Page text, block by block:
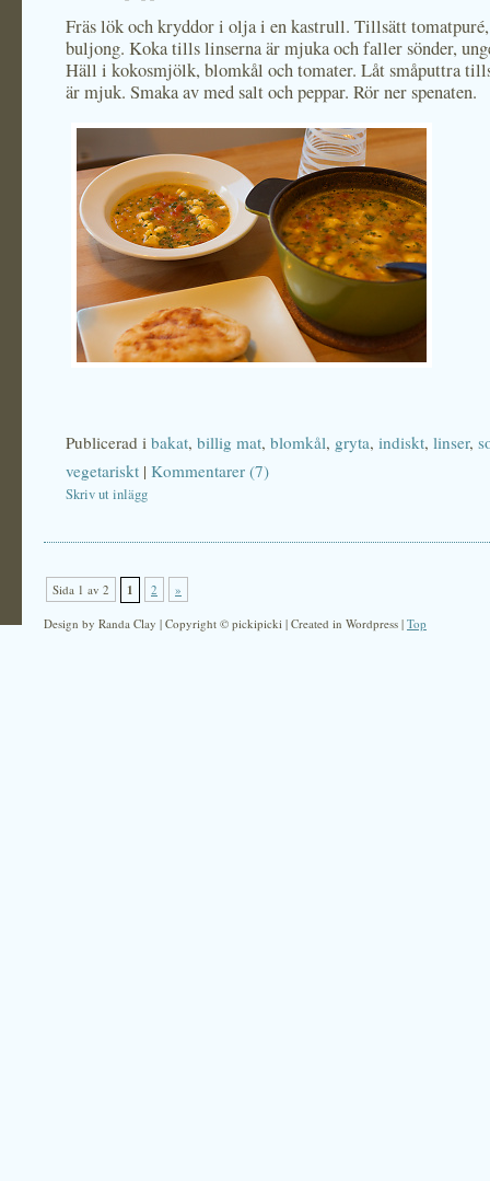
Fräs lök och kryddor i olja i en kastrull. Tillsätt
buljong. Koka tills linserna är mjuka och faller sönder,
Häll i kokosmjölk, blomkål och tomater. Låt småputtra
är mjuk. Smaka av med salt och peppar. Rör ner spenaten.
Publicerad i bakat, billig mat, blomkål, gryta, indiskt, linser,
vegetariskt | Kommentarer (7)
Skriv ut inlägg
Sida 1 av 2 1 2 »
Design by Randa Clay | Copyright © pickipicki | Created in Wordpress | Top